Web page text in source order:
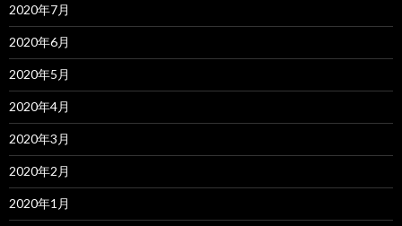
2020年7月
2020年6月
2020年5月
2020年4月
2020年3月
2020年2月
2020年1月